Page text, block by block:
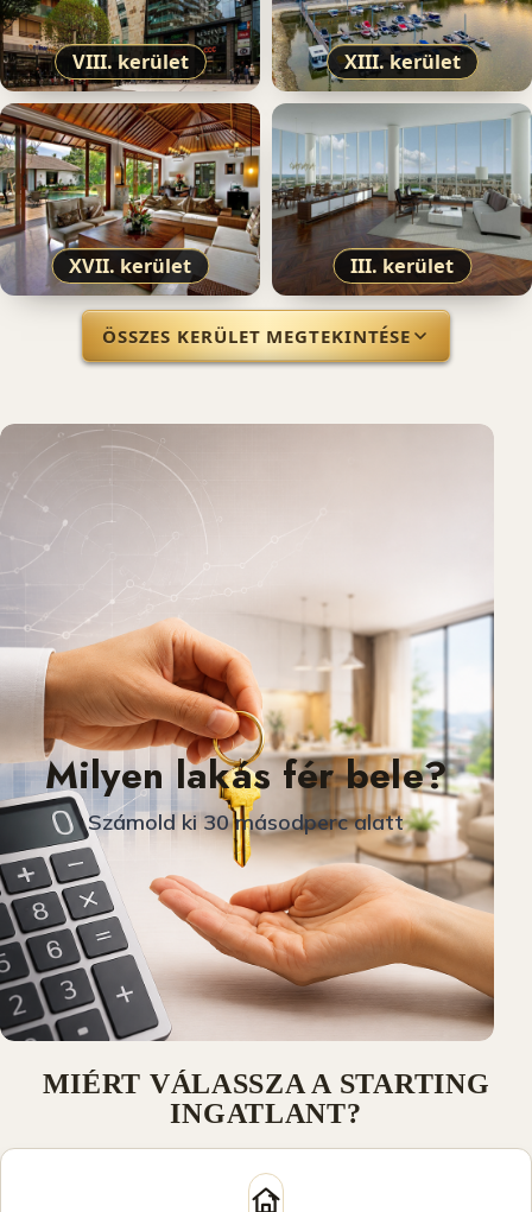
VIII. kerület XIII. kerület
XVII. kerület III. kerület
ÖSSZES KERÜLET MEGTEKINTÉSE
Milyen lakás fér bele?
Számold ki 30 másodperc alatt
MIÉRT VÁLASSZA A STARTING
INGATLANT?